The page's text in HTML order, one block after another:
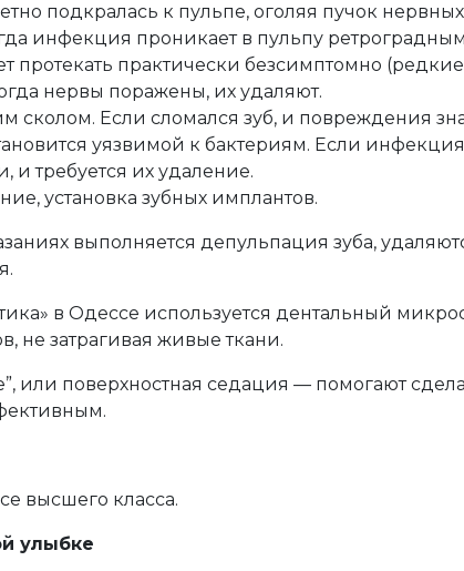
подкралась к пульпе, оголяя пучок
инфекция проникает в пульпу
практически безсимптомно
нервы поражены, их удаляют.
сколом. Если сломался зуб, и повреждения
уязвимой к бактериям. Если
и требуется их удаление.
установка зубных имплантов.
выполняется депульпация зуба,
в Одессе используется дентальный
не затрагивая живые ткани.
или поверхностная седация — помогают
высшего класса.
улыбке